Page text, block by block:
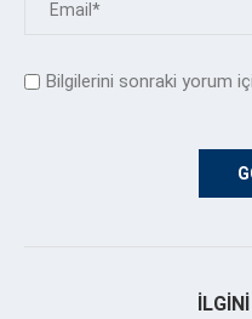
Bilgilerini sonraki yorum